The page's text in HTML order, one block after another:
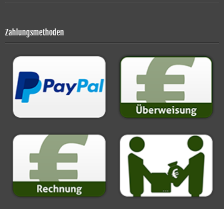
Zahlungsmethoden